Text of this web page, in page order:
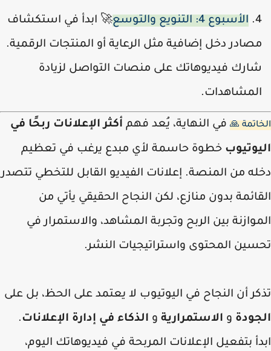
الأسبوع 4: التنويع والتوسع
🚀 ابدأ في استكشاف
دخل إضافية مثل الرعاية أو المنتجات الرقمية.
فيديوهاتك على منصات التواصل لزيادة
🙏 في النهاية، يُعد فهمأكثر الإعلانات ربحًا في
خطوة حاسمة لأي مبدع يرغب في تعظيم
من المنصة. إعلانات الفيديو القابل للتخطي تتصدر
بدون منازع، لكن النجاح الحقيقي يأتي من
بين الربح وتجربة المشاهد، والاستمرار في
المحتوى واستراتيجيات النشر.
أن النجاح في اليوتيوب لا يعتمد على الحظ، بل على
و الاستمراريةو الذكاء في إدارة الإعلانات.
بتفعيل الإعلانات المربحة في فيديوهاتك اليوم،